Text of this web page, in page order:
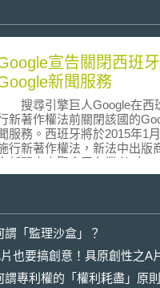
宣告關閉西班牙
新聞服務
搜尋引擎巨人Google在西
新著作權法前關閉該國的
服務。西班牙將於2015年1
行新著作權法，新法中出版
向新聞内容聚合平台業者（
）徵收授權金，且
金額，但卻規定違反此法令
繳付75萬美金的罰款。
來，歐盟各國如德國、法國相
著作權法，讓著作權人得向
謂「監理沙盒」？
也要搞創意！具原創性之A
謂專利權的「權利耗盡」原